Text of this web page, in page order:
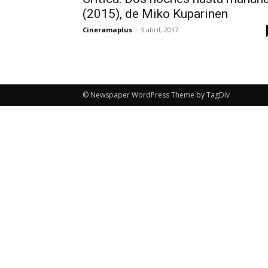
(2015), de Miko Kuparinen
Cineramaplus - 3 abril, 2017
© Newspaper WordPress Theme by TagDiv